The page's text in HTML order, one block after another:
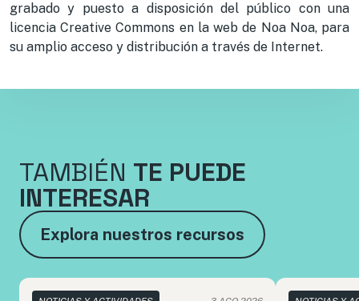
grabado y puesto a disposición del público con una
licencia Creative Commons en la web de Noa Noa, para
su amplio acceso y distribución a través de Internet.
TAMBIÉN TE PUEDE
INTERESAR
Explora nuestros recursos